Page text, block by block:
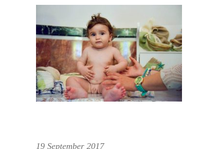
19 September 2017